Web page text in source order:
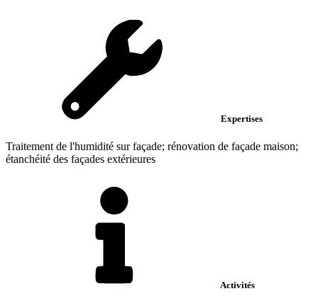
Expertises
Traitement de l'humidité sur façade; rénovation de façade maison;
étanchéité des façades extérieures
Activités